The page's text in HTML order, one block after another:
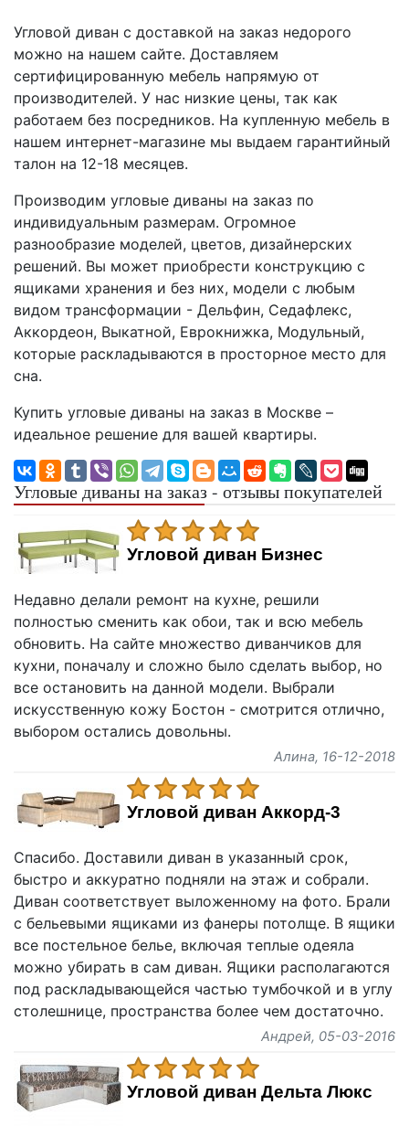
Угловой диван с доставкой на заказ недорого
можно на нашем сайте. Доставляем
сертифицированную мебель напрямую от
производителей. У нас низкие цены, так как
работаем без посредников. На купленную мебель в
нашем интернет-магазине мы выдаем гарантийный
талон на 12-18 месяцев.
Производим угловые диваны на заказ по
индивидуальным размерам. Огромное
разнообразие моделей, цветов, дизайнерских
решений. Вы может приобрести конструкцию с
ящиками хранения и без них, модели с любым
видом трансформации - Дельфин, Седафлекс,
Аккордеон, Выкатной, Еврокнижка, Модульный,
которые раскладываются в просторное место для
сна.
Купить угловые диваны на заказ в Москве –
идеальное решение для вашей квартиры.
Угловые диваны на заказ - отзывы покупателей
Угловой диван Бизнес
Недавно делали ремонт на кухне, решили
полностью сменить как обои, так и всю мебель
обновить. На сайте множество диванчиков для
кухни, поначалу и сложно было сделать выбор, но
все остановить на данной модели. Выбрали
искусственную кожу Бостон - смотрится отлично,
выбором остались довольны.
Алина, 16-12-2018
Угловой диван Аккорд-3
Спасибо. Доставили диван в указанный срок,
быстро и аккуратно подняли на этаж и собрали.
Диван соответствует выложенному на фото. Брали
с бельевыми ящиками из фанеры потолще. В ящики
все постельное белье, включая теплые одеяла
можно убирать в сам диван. Ящики располагаются
под раскладывающейся частью тумбочкой и в углу
столешнице, пространства более чем достаточно.
Андрей, 05-03-2016
Угловой диван Дельта Люкс